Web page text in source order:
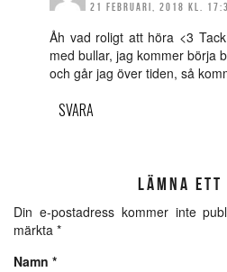
21 FEBRUARI, 2018 KL.
Åh vad roligt att höra <3
med bullar, jag kommer börja
och går jag över tiden, så
SVARA
LÄMNA ETT
Din e-postadress kommer inte
märkta *
Namn *